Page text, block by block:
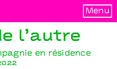
Menu
l’autre
en résidence